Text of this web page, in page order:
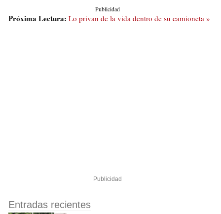
Publicidad
Próxima Lectura: Lo privan de la vida dentro de su camioneta »
Publicidad
Entradas recientes